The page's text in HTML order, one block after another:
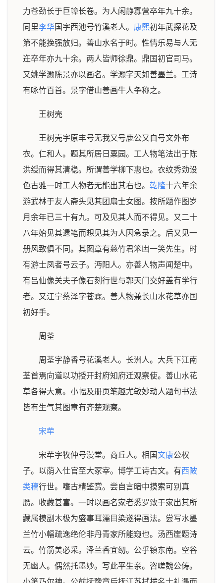
力苍劲长于巨幛长卷。为人闲静寡营卒年九十余。
同里李华国字西池号竹溪老人。 康熙初年武探花及
第不能挽强放归。善山水名于时。性情乐易与人无
迕卒年亦九十余。两人皆师徐鼎。鼎国初官司马。
又姚学灏陈景亦以画名。学灏字天如善墨兰。工诗
有咏竹百首。景字借山善画牛人争称之。
王树壳
王树壳字原丰号无我又号鹿公又自号文外布
衣。仁和人。题其所居日粟园。工人物笔法出于陈
洪绶而得其清稳。所谓善学柳下惠也。衣纹秀劲设
色古雅一时工人物者无能出其右也。 乾隆十六年余
游武林于友人斋头见其团扇士女图。按所题作图岁
月余年已三十有九。可及见其人而不得见。又二十
八年始见其遗笔而想见其为人因急录之。后又见一
册风致俱不同。其图章有慈竹君笨凷一笑先生。时
有游士凤者号云子。沔阳人。亦善人物声闻楚中。
有吕仙像关夫子像石刻行世与郭天门交好盖有学行
者。又江宁蔡泽字苍霖。善人物兼长山水花草亦国
初好手。
周荃
周荃字静香号花溪老人。长洲人。大兵下江南
荃首焉向道以功授开封府知府迁观察使。善山水花
草各得大意。小幅及册页笔趣尤敏妙动人题句书法
皆有生气其图章有齐楚观察。
宋荦
宋荦字牧仲号漫堂。商丘人。相国文康公权
子。以荫入仕官至大冢宰。博学工诗古文。有西陂
类稿行世。嗜古精鉴赏。尝自言暗中摸索可别真
赝。收藏甚富。一时以画名家者悉罗致于家出其所
藏属模副木极为盛事耳濡目染遂得画法。尝写水墨
兰竹小幅疏逸绝伦非丹青家所能窥也。汤西崖题诗
云。竹箭美必采。泽兰香宜纫。公乎镇东南。空谷
无幽人。偶然托墨妙。写此平生亲。咨嗟魏公俦。